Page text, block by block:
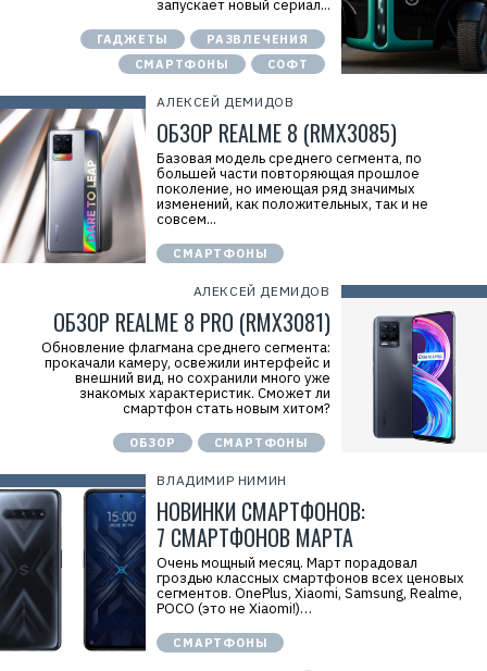
запускает новый сериал...
ГАДЖЕТЫ
РАЗВЛЕЧЕНИЯ
СМАРТФОНЫ
СОФТ
АЛЕКСЕЙ ДЕМИДОВ
ОБЗОР REALME 8 (RMX3085)
Базовая модель среднего сегмента, по
большей части повторяющая прошлое
поколение, но имеющая ряд значимых
изменений, как положительных, так и не
совсем...
СМАРТФОНЫ
АЛЕКСЕЙ ДЕМИДОВ
ОБЗОР REALME 8 PRO (RMX3081)
Обновление флагмана среднего сегмента:
прокачали камеру, освежили интерфейс и
внешний вид, но сохранили много уже
знакомых характеристик. Сможет ли
смартфон стать новым хитом?
ОБЗОР СМАРТФОНЫ
ВЛАДИМИР НИМИН
НОВИНКИ СМАРТФОНОВ:
7 СМАРТФОНОВ МАРТА
Очень мощный месяц. Март порадовал
гроздью классных смартфонов всех ценовых
сегментов. OnePlus, Xiaomi, Samsung, Realme,
POCO (это не Xiaomi!)…
СМАРТФОНЫ
Р